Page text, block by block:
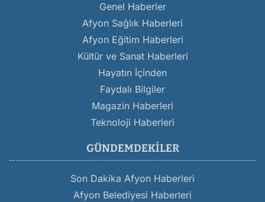
Genel Haberler
Afyon Sağlık Haberleri
Afyon Eğitim Haberleri
Kültür ve Sanat Haberleri
Hayatın İçinden
Faydalı Bilgiler
Magazin Haberleri
Teknoloji Haberleri
GÜNDEMDEKILER
Son Dakika Afyon Haberleri
Afyon Belediyesi Haberleri